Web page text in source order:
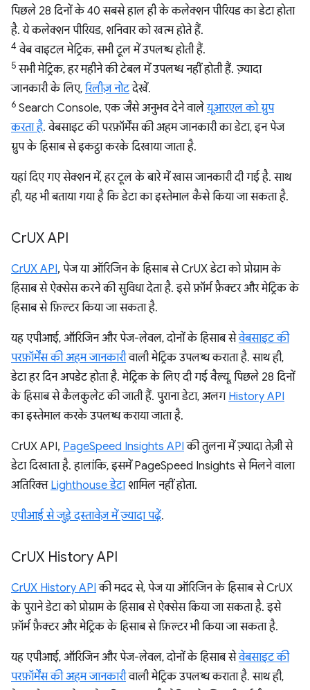
पिछले 28 दिनों के 40 सबसे हाल ही के कलेक्शन पीरियड का डेटा होता
है. ये कलेक्शन पीरियड, शनिवार को खत्म होते हैं.
4 वेब वाइटल मेट्रिक, सभी टूल में उपलब्ध होती हैं.
5सभी मेट्रिक, हर महीने की टेबल में उपलब्ध नहीं होती हैं. ज़्यादा
जानकारी के लिए, रिलीज़ नोटदेखें.
6 Search Console, एक जैसे अनुभव देने वालेयूआरएल को ग्रुप
करता है. वेबसाइट की परफ़ॉर्मेंस की अहम जानकारी का डेटा, इन पेज
ग्रुप के हिसाब से इकट्ठा करके दिखाया जाता है.
यहां दिए गए सेक्शन में, हर टूल के बारे में खास जानकारी दी गई है. साथ
ही, यह भी बताया गया है कि डेटा का इस्तेमाल कैसे किया जा सकता है.
CrUX API
CrUX API, पेज या ऑरिजिन के हिसाब से CrUX डेटा को प्रोग्राम के
हिसाब से ऐक्सेस करने की सुविधा देता है. इसे फ़ॉर्म फ़ैक्टर और मेट्रिक के
हिसाब से फ़िल्टर किया जा सकता है.
यह एपीआई, ऑरिजिन और पेज-लेवल, दोनों के हिसाब सेवेबसाइट की
परफ़ॉर्मेंस की अहम जानकारीवाली मेट्रिक उपलब्ध कराता है. साथ ही,
डेटा हर दिन अपडेट होता है. मेट्रिक के लिए दी गई वैल्यू, पिछले 28 दिनों
के हिसाब से कैलकुलेट की जाती हैं. पुराना डेटा, अलग History API
का इस्तेमाल करके उपलब्ध कराया जाता है.
CrUX API, PageSpeed Insights API की तुलना में ज़्यादा तेज़ी से
डेटा दिखाता है. हालांकि, इसमें PageSpeed Insights से मिलने वाला
अतिरिक्त Lighthouse डेटाशामिल नहीं होता.
एपीआई से जुड़े दस्तावेज़ में ज़्यादा पढ़ें.
CrUX History API
CrUX History API की मदद से, पेज या ऑरिजिन के हिसाब से CrUX
के पुराने डेटा को प्रोग्राम के हिसाब से ऐक्सेस किया जा सकता है. इसे
फ़ॉर्म फ़ैक्टर और मेट्रिक के हिसाब से फ़िल्टर भी किया जा सकता है.
यह एपीआई, ऑरिजिन और पेज-लेवल, दोनों के हिसाब सेवेबसाइट की
परफ़ॉर्मेंस की अहम जानकारीवाली मेट्रिक उपलब्ध कराता है. साथ ही,